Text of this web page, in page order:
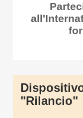
"Rilancio"